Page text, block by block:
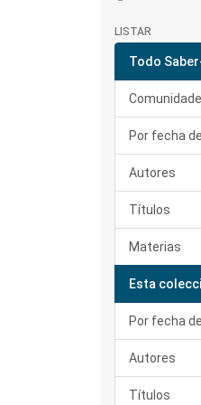
LISTAR
Todo
Por fecha
Autores
Títulos
Materias
Esta
Por fecha
Autores
Títulos